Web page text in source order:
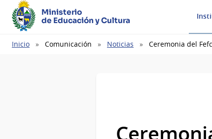
Ministerio
de Educación y Cultura
Ruta
Inicio Comunicación Noticias Ceremonia del